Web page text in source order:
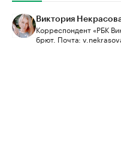
Виктория
Корреспондент «РБК
брют. Почта: